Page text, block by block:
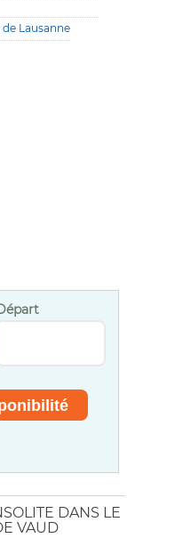
Lausanne
DANS LE
VAUD